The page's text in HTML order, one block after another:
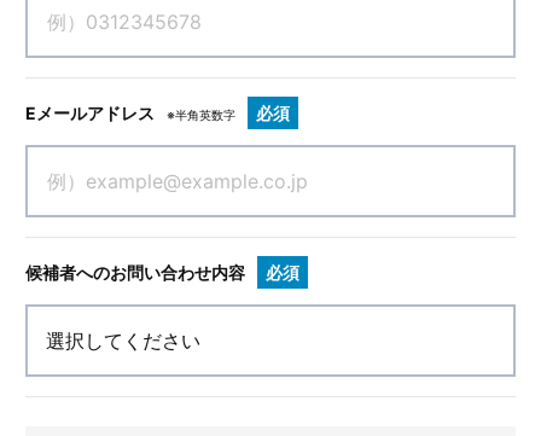
Eメールアドレス ※半角英数字 必須
候補者へのお問い合わせ内容 必須